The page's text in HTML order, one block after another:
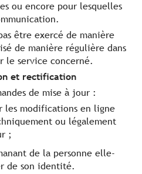
ou encore pour lesquelles
être exercé de manière
de manière régulière dans
le service concerné.
et rectification
de mise à jour :
les modifications en ligne
ou légalement
;
de la personne elle-
de son identité.